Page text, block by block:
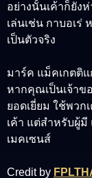
อย่างนั้นเค้าก็ยัง
เล่นเช่น กาบอเร่
เป็นตัวจริง
มาร์ค แม็คเกตติ
หากคุณเป็นเจ้าข
ยอดเยี่ยม ใช้พว
เค้า แต่สำหรับผู้
เมคเซนส์
Credit by